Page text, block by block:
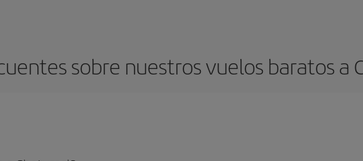
sobre nuestros vuelos baratos a